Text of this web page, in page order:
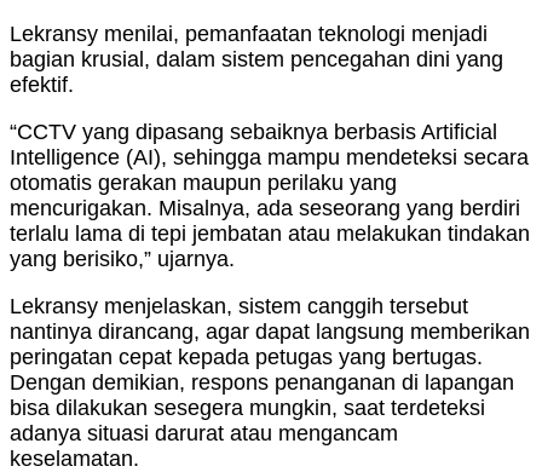
Lekransy menilai, pemanfaatan teknologi menjadi
bagian krusial, dalam sistem pencegahan dini yang
efektif.
“CCTV yang dipasang sebaiknya berbasis Artificial
Intelligence (AI), sehingga mampu mendeteksi secara
otomatis gerakan maupun perilaku yang
mencurigakan. Misalnya, ada seseorang yang berdiri
terlalu lama di tepi jembatan atau melakukan tindakan
yang berisiko,” ujarnya.
Lekransy menjelaskan, sistem canggih tersebut
nantinya dirancang, agar dapat langsung memberikan
peringatan cepat kepada petugas yang bertugas.
Dengan demikian, respons penanganan di lapangan
bisa dilakukan sesegera mungkin, saat terdeteksi
adanya situasi darurat atau mengancam
keselamatan.